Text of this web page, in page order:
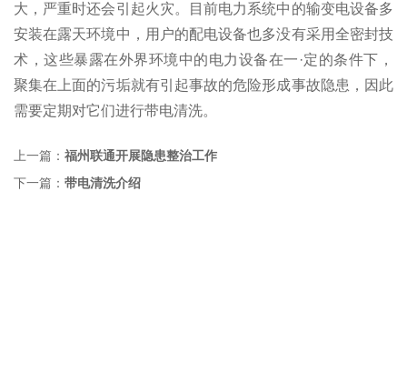
大，严重时还会引起火灾。目前电力系统中的输变电设备多
安装在露天环境中，用户的配电设备也多没有采用全密封技
术，这些暴露在外界环境中的电力设备在一·定的条件下，
聚集在上面的污垢就有引起事故的危险形成事故隐患，因此
需要定期对它们进行带电清洗。
上一篇： 福州联通开展隐患整治工作
下一篇： 带电清洗介绍